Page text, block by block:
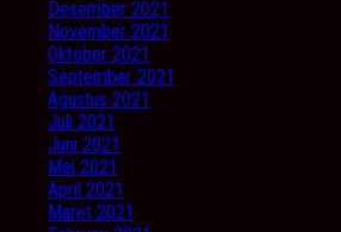
Desember 2021
November 2021
Oktober 2021
September 2021
Agustus 2021
Juli 2021
Juni 2021
Mei 2021
April 2021
Maret 2021